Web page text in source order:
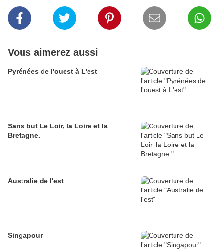
Vous aimerez aussi
Pyrénées de l'ouest à L'est
Sans but Le Loir, la Loire et la
Bretagne.
Australie de l'est
Singapour